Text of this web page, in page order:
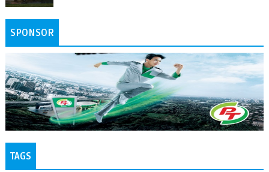
SPONSOR
TAGS